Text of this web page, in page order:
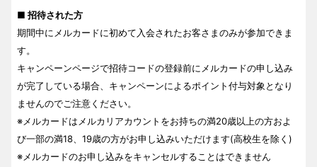
■ 招待された方
期間中にメルカードに初めて入会されたお客さまのみが参加できま
す。
キャンペーンページで招待コードの登録前にメルカードの申し込み
が完了している場合、キャンペーンによるポイント付与対象となり
ませんのでご注意ください。
※メルカードはメルカリアカウントをお持ちの満20歳以上の方およ
び一部の満18、19歳の方がお申し込みいただけます(高校生を除く)
※メルカードのお申し込みをキャンセルすることはできません